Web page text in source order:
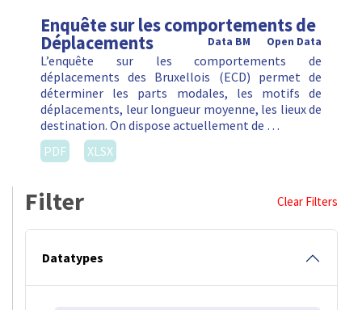
Enquête sur les comportements de
Déplacements Open Data
Data BM
L’enquête sur les comportements de
déplacements des Bruxellois (ECD) permet de
déterminer les parts modales, les motifs de
déplacements, leur longueur moyenne, les lieux de
destination. On dispose actuellement de …
PDF
XLSX
Filter Clear Filters
Datatypes